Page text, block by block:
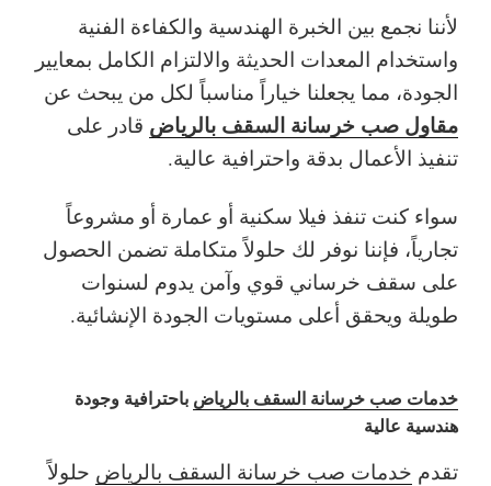
لأننا نجمع بين الخبرة الهندسية والكفاءة الفنية
واستخدام المعدات الحديثة والالتزام الكامل بمعايير
الجودة، مما يجعلنا خياراً مناسباً لكل من يبحث عن
مقاول صب خرسانة السقف بالرياض قادر على
تنفيذ الأعمال بدقة واحترافية عالية.
سواء كنت تنفذ فيلا سكنية أو عمارة أو مشروعاً
تجارياً، فإننا نوفر لك حلولاً متكاملة تضمن الحصول
على سقف خرساني قوي وآمن يدوم لسنوات
طويلة ويحقق أعلى مستويات الجودة الإنشائية.
خدمات صب خرسانة السقف بالرياض باحترافية وجودة
هندسية عالية
تقدم خدمات صب خرسانة السقف بالرياض حلولاً